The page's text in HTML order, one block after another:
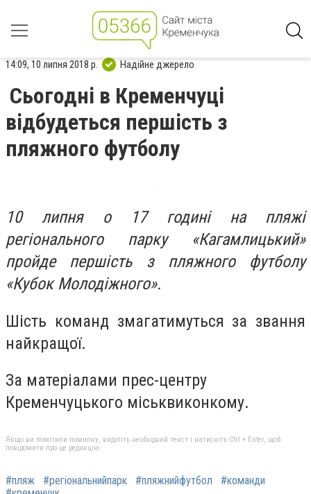
14:09, 10 липня 2018 р. Надійне джерело
Сьогодні в Кременчуці
відбудеться першість з
пляжного футболу
10 липня о 17 годині на пляжі
регіонального парку «Кагамлицький»
пройде першість з пляжного футболу
«Кубок Молодіжного».
Шість команд змагатимуться за звання
найкращої.
За матеріалами прес-центру
Кременчуцького міськвиконкому.
Якщо ви помітили помилку, виділіть необхідний текст і натисніть Ctrl + Enter, щоб
повідомити про це редакцію
#пляж #регіональнийпарк #пляжнийфутбол
#команди